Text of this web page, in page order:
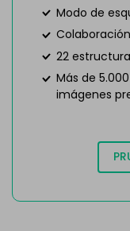
Modo de
22
Más de
imágenes